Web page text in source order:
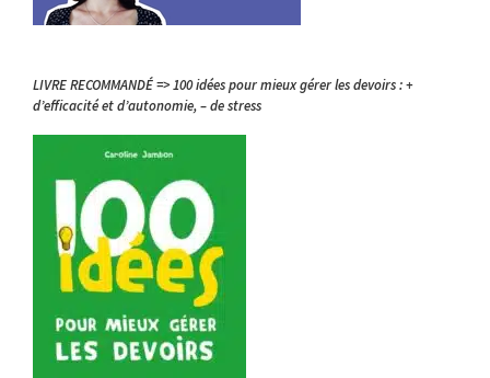
LIVRE RECOMMANDÉ => 100 idées pour mieux gérer les devoirs : +
d’efficacité et d’autonomie, – de stress